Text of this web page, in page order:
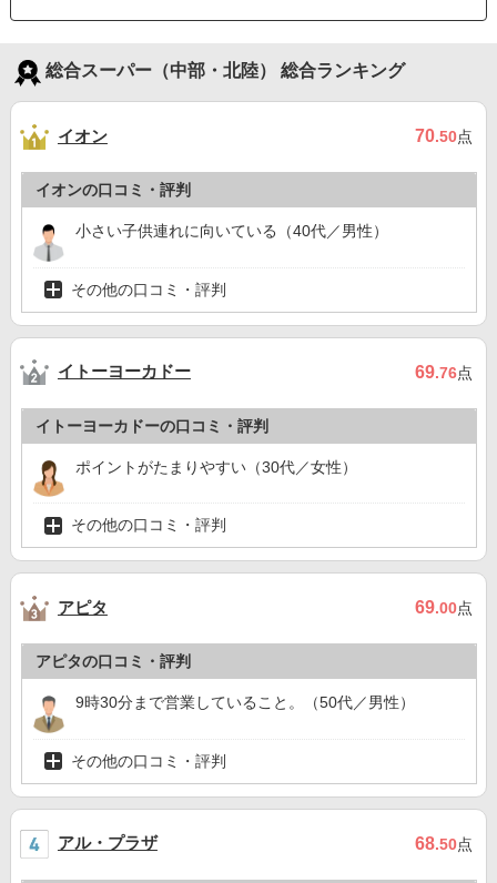
総合スーパー（中部・北陸） 総合ランキング
イオン 70.50点
イオンの口コミ・評判
小さい子供連れに向いている（40代／男性）
その他の口コミ・評判
イトーヨーカドー 69.76点
イトーヨーカドーの口コミ・評判
ポイントがたまりやすい（30代／女性）
その他の口コミ・評判
アピタ 69.00点
アピタの口コミ・評判
9時30分まで営業していること。（50代／男性）
その他の口コミ・評判
アル・プラザ 68.50点